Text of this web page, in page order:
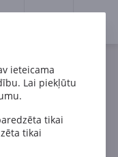
ieteicama
Lai piekļūtu
tikai
tikai